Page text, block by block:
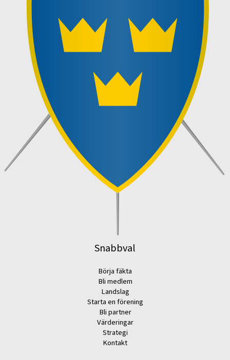
Snabbval
Börja fäkta
Bli medlem
Landslag
Starta en förening
Bli partner
Värderingar
Strategi
Kontakt